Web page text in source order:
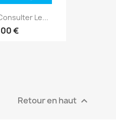
Le...
€
Retour en haut 